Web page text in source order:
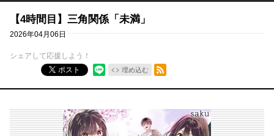
【4時間目】三角関係「未満」
2026年04月06日
シェアして応援しよう！
ポスト
埋め込む
RSSフィード